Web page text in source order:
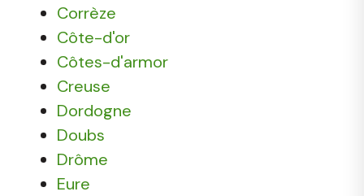
Corrèze
Côte-d'or
Côtes-d'armor
Creuse
Dordogne
Doubs
Drôme
Eure